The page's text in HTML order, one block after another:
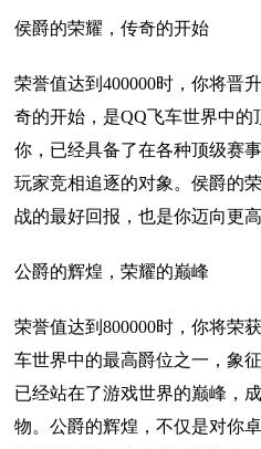
侯爵的荣耀，传奇的开始
荣誉值达到400000时，你将晋
奇的开始，是QQ飞车世界中
你，已经具备了在各种顶级赛
玩家竞相追逐的对象。侯爵的
战的最好回报，也是你迈向更
公爵的辉煌，荣耀的巅峰
荣誉值达到800000时，你将荣
车世界中的最高爵位之一，象
已经站在了游戏世界的巅峰，
物。公爵的辉煌，不仅是对你